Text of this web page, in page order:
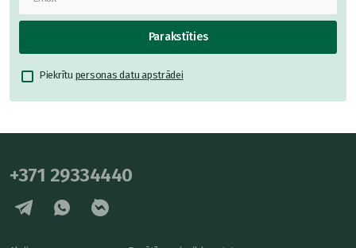
Parakstīties
Piekrītu personas datu apstrādei
+371 29334440